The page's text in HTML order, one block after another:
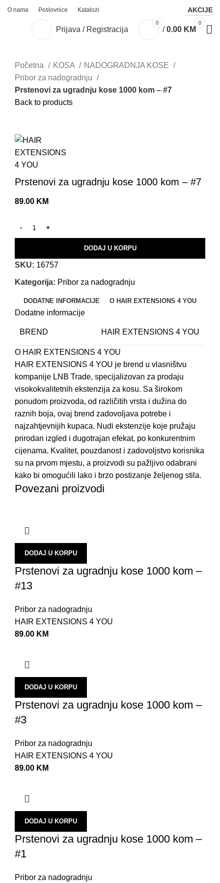
O nama Poslovnice Katalozi AKCIJE
Prijava / Registracija
0 0
/ 0.00 KM
Početna KOSA
NADOGRADNJA KOSE
Pribor za nadogradnju
Prstenovi za ugradnju kose 1000 kom – #7
Back to products
Prstenovi za ugradnju kose 1000 kom – #7
89.00 KM
DODAJ U KORPU
SKU: 16757
Kategorija: Pribor za nadogradnju
DODATNE INFORMACIJE O HAIR EXTENSIONS 4 YOU
Dodatne informacije
BREND HAIR EXTENSIONS 4 YOU
O HAIR EXTENSIONS 4 YOU
HAIR EXTENSIONS 4 YOU je brend u vlasništvu
kompanije LNB Trade, specijalizovan za prodaju
visokokvalitetnih ekstenzija za kosu. Sa širokom
ponudom proizvoda, od različitih vrsta i dužina do
raznih boja, ovaj brend zadovoljava potrebe i
najzahtjevnijih kupaca. Nudi ekstenzije koje pružaju
prirodan izgled i dugotrajan efekat, po konkurentnim
cijenama. Kvalitet, pouzdanost i zadovoljstvo korisnika
su na prvom mjestu, a proizvodi su pažljivo odabrani
kako bi omogućili lako i brzo postizanje željenog stila.
Povezani proizvodi
DODAJ U KORPU
Prstenovi za ugradnju kose 1000 kom –
#13
Pribor za nadogradnju
HAIR EXTENSIONS 4 YOU
89.00 KM
DODAJ U KORPU
Prstenovi za ugradnju kose 1000 kom –
#3
Pribor za nadogradnju
HAIR EXTENSIONS 4 YOU
89.00 KM
DODAJ U KORPU
Prstenovi za ugradnju kose 1000 kom –
#1
Pribor za nadogradnju